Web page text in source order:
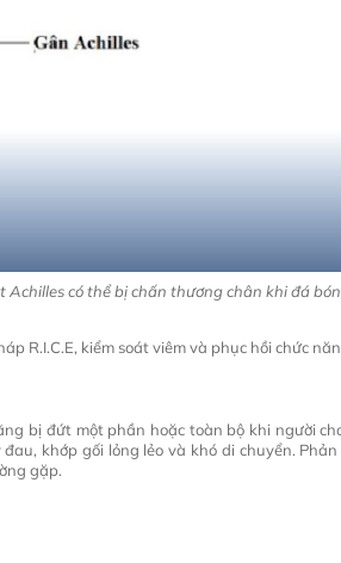
Achilles có thể bị chấn thương chân khi đá
R.I.C.E, kiểm soát viêm và phục hồi chức
bị đứt một phần hoặc toàn bộ khi người
khớp gối lỏng lẻo và khó di chuyển.
gặp.